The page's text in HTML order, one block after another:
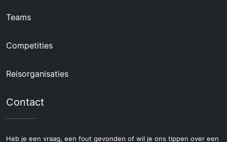
Teams
Competities
Reisorganisaties
Contact
Heb je een vraag, een fout gevonden of wil je ons tippen over een